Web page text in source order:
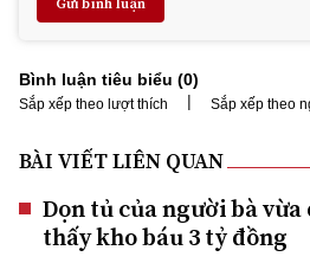
Gửi bình luận
Bình luận tiêu biểu (0)
Sắp xếp theo lượt thích | Sắp xếp theo
BÀI VIẾT LIÊN QUAN
Dọn tủ của người bà
thấy kho báu 3 tỷ đồng